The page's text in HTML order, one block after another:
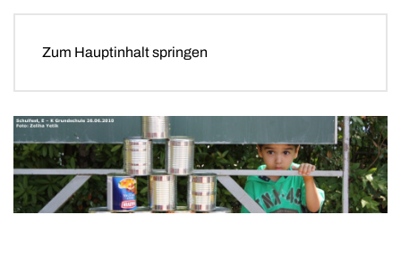
Zum Hauptinhalt springen